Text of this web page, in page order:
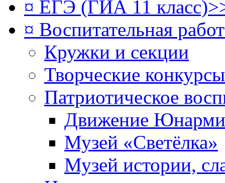
¤ ЕГЭ (ГИА 11
¤ Воспитательная
Кружки и секции
Творческие конкурсы
Патриотическое
Движение
Музей «Светёлка»
Музей истории,